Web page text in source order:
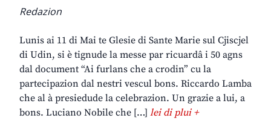
Redazion
Lunis ai 11 di Mai te Glesie di Sante Marie sul Cjiscjel
di Udin, si è tignude la messe par ricuardâ i 50 agns
dal document “Ai furlans che a crodin” cu la
partecipazion dal nestri vescul bons. Riccardo Lamba
che al à presiedude la celebrazion. Un grazie a lui, a
bons. Luciano Nobile che […] lei di plui +